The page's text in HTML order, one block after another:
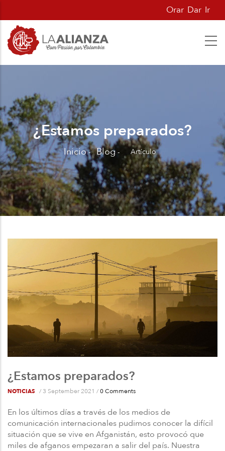
al
contenido
principal
Orar Dar Ir
¿Estamos preparados?
Sobrescribir
enlaces
de
ayuda
a
la
navegación
Inicio - Blog - Artículo
¿Estamos preparados?
NOTICIAS / 3 September 2021 /0 Comments
En los últimos días a través de los medios de
comunicación internacionales pudimos conocer la difícil
situación que se vive en Afganistán, esto provocó que
miles de afganos empezaran a salir del país. Nuestra